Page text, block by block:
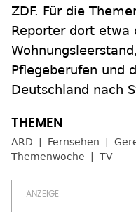
ZDF. Für die
Reporter dort etwa
Pflegeberufen und
Deutschland nach
ARD Fernsehen
Themenwoche
TV